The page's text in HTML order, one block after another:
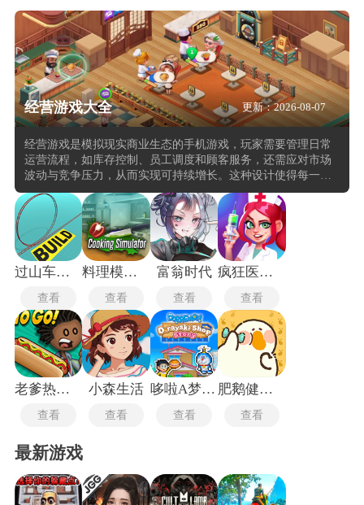
经营游戏大全 更新：2026-08-07
经营游戏是模拟现实商业生态的手机游戏，玩家需要管理日常
运营流程，如库存控制、员工调度和顾客服务，还需应对市场
波动与竞争压力，从而实现可持续增长。这种设计使得每一项
操作都具有实际意义，而非简单的重复任务，增强对经营逻辑
的理解与掌控感。游戏在结构上强调动态平衡与策略深度，通
过引入时间推移机制与多维度目标系统，使玩家在不断变化的
环境中做出适应性调整。例如，当某一环节出现瓶颈时，需迅
速评估资源分配、优化流程或引入外部合作，以维持整体效
率。
过山车之星手机版
查看
料理模拟器
查看
富翁时代
查看
疯狂医院中文版
查看
老爹热狗店无广告版
查看
小森生活
查看
哆啦A梦的铜锣烧店物语手机版
查看
肥鹅健身房
查看
最新游戏